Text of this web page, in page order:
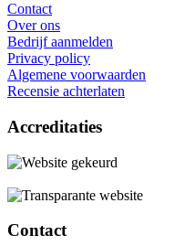
Contact
Over ons
Bedrijf aanmelden
Privacy policy
Algemene voorwaarden
Recensie achterlaten
Accreditaties
Contact